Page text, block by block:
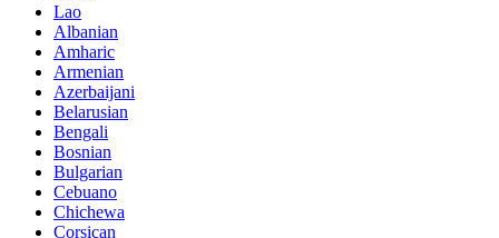
Lao
Albanian
Amharic
Armenian
Azerbaijani
Belarusian
Bengali
Bosnian
Bulgarian
Cebuano
Chichewa
Corsican